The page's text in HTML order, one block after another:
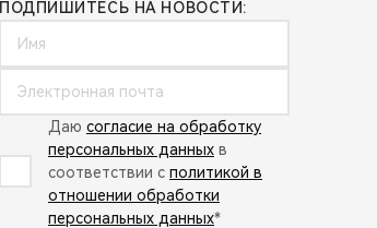
ПОДПИШИТЕСЬ НА НОВОСТИ:
Даю согласие на обработку
персональных данных в
соответствии с политикой в
отношении обработки
персональных данных*